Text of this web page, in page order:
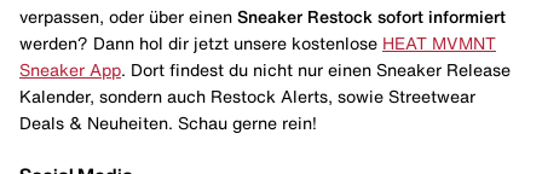
verpassen, oder über einen Sneaker Restock sofort informiert
werden? Dann hol dir jetzt unsere kostenlose HEAT MVMNT
Sneaker App . Dort findest du nicht nur einen Sneaker Release
Kalender, sondern auch Restock Alerts, sowie Streetwear
Deals & Neuheiten. Schau gerne rein!